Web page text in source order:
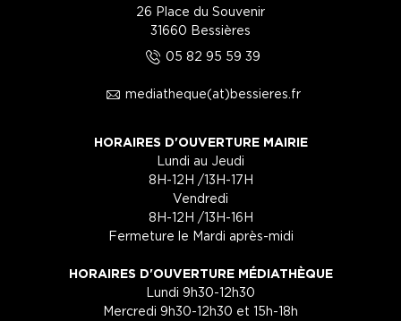
26 Place du Souvenir
31660 Bessières
5 05 82 95 59 39
1 mediatheque(at)bessieres.fr
HORAIRES D'OUVERTURE MAIRIE
Lundi au Jeudi
8H-12H /13H-17H
Vendredi
8H-12H /13H-16H
Fermeture le Mardi après-midi
HORAIRES D'OUVERTURE MÉDIATHÈQUE
Lundi 9h30-12h30
Mercredi 9h30-12h30 et 15h-18h